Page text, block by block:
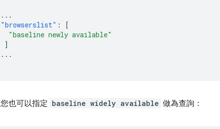
...
"browserslist" :
[
"baseline newly available"
]
...
您也可以指定 baseline widely available 做為查詢：